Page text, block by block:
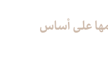
على أساس